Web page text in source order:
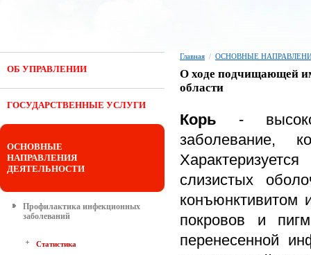
ОБ УПРАВЛЕНИИ
ГОСУДАРСТВЕННЫЕ УСЛУГИ
ОСНОВНЫЕ
НАПРАВЛЕНИЯ
ДЕЯТЕЛЬНОСТИ
Профилактика инфекционных
заболеваний
Статистика
Главная / ОСНОВНЫЕ
О ходе подчищающей
области
Корь -
заболевание,
слизистых
конъюнктивитом
покровов и
перенесенной